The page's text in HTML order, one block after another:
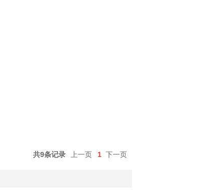
共9条记录 上一页 1 下一页